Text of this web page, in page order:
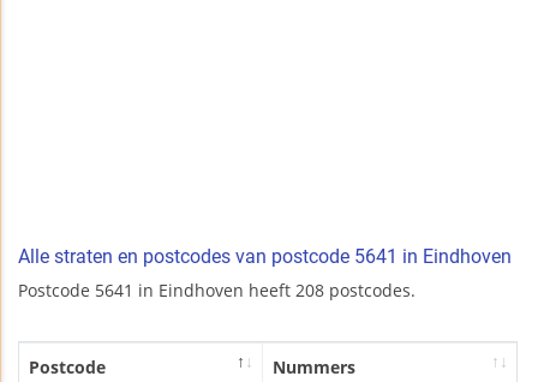
Alle straten en postcodes van postcode 5641 in Eindhoven
Postcode 5641 in Eindhoven heeft 208 postcodes.
Postcode Nummers